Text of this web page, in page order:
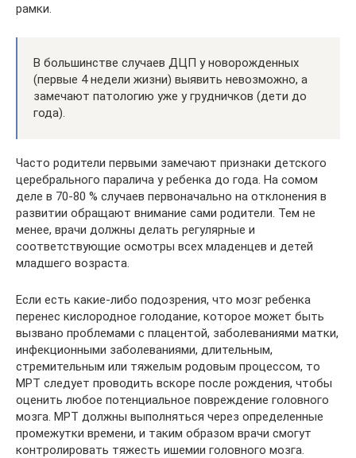
рамки.
В большинстве случаев ДЦП у новорожденных
(первые 4 недели жизни) выявить невозможно, а
замечают патологию уже у грудничков (дети до
года).
Часто родители первыми замечают признаки детского
церебрального паралича у ребенка до года. На сомом
деле в 70-80 % случаев первоначально на отклонения в
развитии обращают внимание сами родители. Тем не
менее, врачи должны делать регулярные и
соответствующие осмотры всех младенцев и детей
младшего возраста.
Если есть какие-либо подозрения, что мозг ребенка
перенес кислородное голодание, которое может быть
вызвано проблемами с плацентой, заболеваниями матки,
инфекционными заболеваниями, длительным,
стремительным или тяжелым родовым процессом, то
МРТ следует проводить вскоре после рождения, чтобы
оценить любое потенциальное повреждение головного
мозга. МРТ должны выполняться через определенные
промежутки времени, и таким образом врачи смогут
контролировать тяжесть ишемии головного мозга.